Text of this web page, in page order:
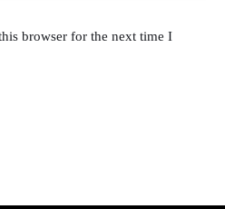
browser for the next time I